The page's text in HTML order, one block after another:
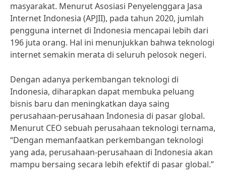
masyarakat. Menurut Asosiasi Penyelenggara Jasa
Internet Indonesia (APJII), pada tahun 2020, jumlah
pengguna internet di Indonesia mencapai lebih dari
196 juta orang. Hal ini menunjukkan bahwa teknologi
internet semakin merata di seluruh pelosok negeri.
Dengan adanya perkembangan teknologi di
Indonesia, diharapkan dapat membuka peluang
bisnis baru dan meningkatkan daya saing
perusahaan-perusahaan Indonesia di pasar global.
Menurut CEO sebuah perusahaan teknologi ternama,
“Dengan memanfaatkan perkembangan teknologi
yang ada, perusahaan-perusahaan di Indonesia akan
mampu bersaing secara lebih efektif di pasar global.”